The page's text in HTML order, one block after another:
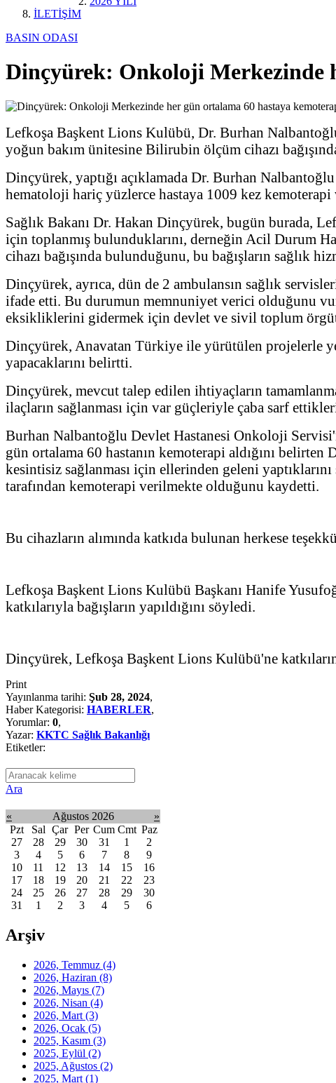
İLETİŞİM
BASIN ODASI
Dinçyürek: Onkoloji Merkezinde
Lefkoşa Başkent Lions Kulübü, Dr. Burhan
yoğun bakım ünitesine Bilirubin ölçüm cihazı
Dinçyürek, yaptığı açıklamada Dr. Burhan
hematoloji hariç yüzlerce hastaya 1009 kez
Sağlık Bakanı Dr. Hakan Dinçyürek, bugün burada,
için toplanmış bulunduklarını, derneğin Acil Durum
cihazı bağışında bulunduğunu, bu bağışların
Dinçyürek, ayrıca, dün de 2 ambulansın sağlık
ifade etti. Bu durumun memnuniyet verici olduğunu
eksikliklerini gidermek için devlet ve sivil toplum
Dinçyürek, Anavatan Türkiye ile yürütülen projelerle
yapacaklarını belirtti.
Dinçyürek, mevcut talep edilen ihtiyaçların
ilaçların sağlanması için var güçleriyle çaba sarf
Burhan Nalbantoğlu Devlet Hastanesi Onkoloji
gün ortalama 60 hastanın kemoterapi aldığını
kesintisiz sağlanması için ellerinden geleni
tarafından kemoterapi verilmekte olduğunu kaydetti.
Bu cihazların alımında katkıda bulunan herkese
Lefkoşa Başkent Lions Kulübü Başkanı Hanife
katkılarıyla bağışların yapıldığını söyledi.
Dinçyürek, Lefkoşa Başkent Lions Kulübü'ne
Print
Yayınlanma tarihi: Şub 28, 2024,
Haber Kategorisi: HABERLER,
Yorumlar: 0,
Yazar: KKTC Sağlık Bakanlığı
Etiketler:
Ara
« Ağustos 2026
»
Pzt
Sal Çar Per Cum Cmt Paz
27
28 29 30 31 1
2
3
4 5 6 7 8
9
10
11 12 13 14 15
16
17
18 19 20 21 22
23
24
25 26 27 28 29
30
31
1 2 3 4 5 6
Arşiv
2026, Temmuz (4)
2026, Haziran (8)
2026, Mayıs (7)
2026, Nisan (4)
2026, Mart (3)
2026, Ocak (5)
2025, Kasım (3)
2025, Eylül (2)
2025, Ağustos (2)
2025, Mart (1)